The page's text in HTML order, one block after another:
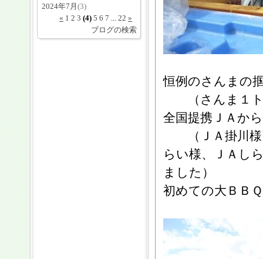
2024年7月 (3)
« 1 2 3 (4) 5 6 7 ... 22 »
ブログの検索
恒例のさんまの
（さんま１ト
全国提携ＪＡか
（ＪＡ掛川様
らい様、ＪＡし
ました）
初めての大ＢＢ